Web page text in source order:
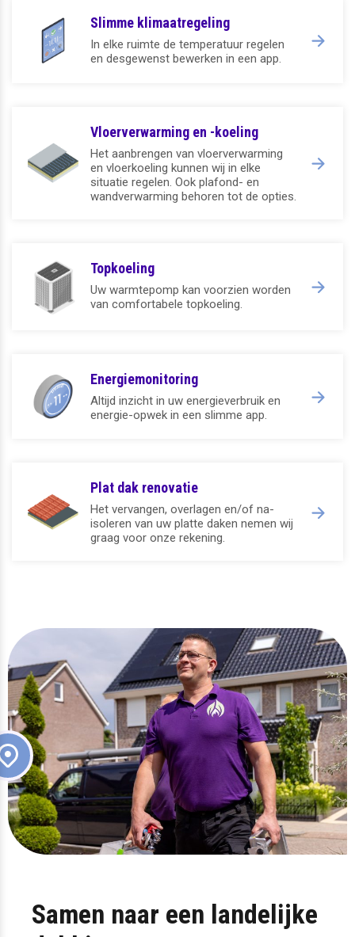
Slimme klimaatregeling
In elke ruimte de temperatuur regelen
en desgewenst bewerken in een app.
Vloerverwarming en -koeling
Het aanbrengen van vloerverwarming
en vloerkoeling kunnen wij in elke
situatie regelen. Ook plafond- en
wandverwarming behoren tot de opties.
Topkoeling
Uw warmtepomp kan voorzien worden
van comfortabele topkoeling.
Energiemonitoring
Altijd inzicht in uw energieverbruik en
energie-opwek in een slimme app.
Plat dak renovatie
Het vervangen, overlagen en/of na-
isoleren van uw platte daken nemen wij
graag voor onze rekening.
Samen naar een landelijke